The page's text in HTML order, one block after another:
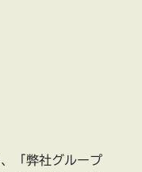
「弊社グループ